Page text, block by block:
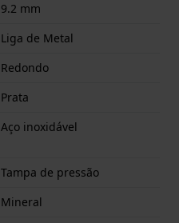
9.2 mm
Liga de Metal
Redondo
Prata
Aço inoxidável
Tampa de pressão
Mineral